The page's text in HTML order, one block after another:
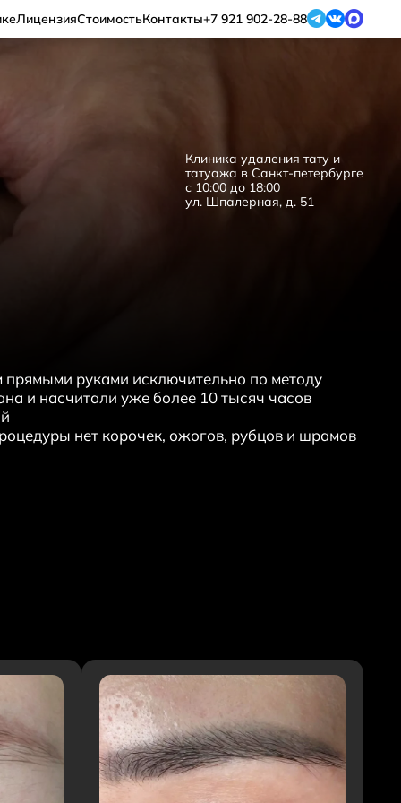
ЛицензияСтоимостьКонтакты+7 921 902-28-88
Клиника удаления тату и
татуажа в Санкт-петербурге
с 10:00 до 18:00
ул. Шпалерная, д. 51
прямыми руками исключительно по методу
и насчитали уже более 10 тысяч часов
нет корочек, ожогов, рубцов и шрамов
Удаление серых бровей
макияж
Неодимовый лазер
коррекция татуажа